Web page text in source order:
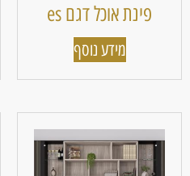
פינת אוכל דגם es
מידע נוסף